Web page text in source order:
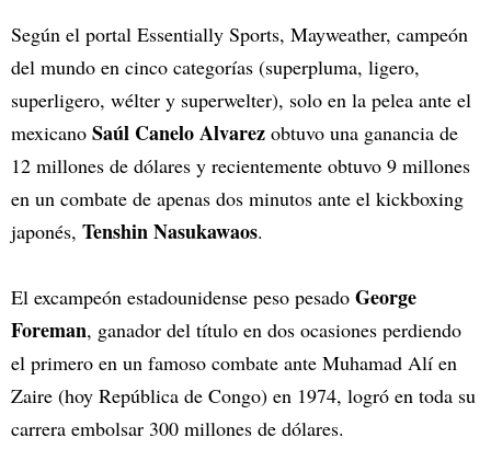
Según el portal Essentially Sports, Mayweather, campeón
del mundo en cinco categorías (superpluma, ligero,
superligero, wélter y superwelter), solo en la pelea ante el
mexicano Saúl Canelo Alvarez obtuvo una ganancia de
12 millones de dólares y recientemente obtuvo 9 millones
en un combate de apenas dos minutos ante el kickboxing
japonés, Tenshin Nasukawaos.
El excampeón estadounidense peso pesado George
Foreman, ganador del título en dos ocasiones perdiendo
el primero en un famoso combate ante Muhamad Alí en
Zaire (hoy República de Congo) en 1974, logró en toda su
carrera embolsar 300 millones de dólares.